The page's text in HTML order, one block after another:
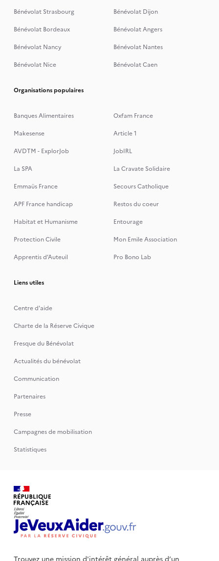
Bénévolat Strasbourg
Bénévolat Dijon
Bénévolat Bordeaux
Bénévolat Angers
Bénévolat Nancy
Bénévolat Nantes
Bénévolat Nice
Bénévolat Caen
Organisations populaires
Banques Alimentaires
Oxfam France
Makesense
Article 1
AVDTM - ExplorJob
JobIRL
La SPA
La Cravate Solidaire
Emmaüs France
Secours Catholique
APF France handicap
Restos du coeur
Habitat et Humanisme
Entourage
Protection Civile
Mon Emile Association
Apprentis d’Auteuil
Pro Bono Lab
Liens utiles
Centre d'aide
Charte de la Réserve Civique
Fresque du Bénévolat
Actualités du bénévolat
Communication
Partenaires
Presse
Campagnes de mobilisation
Statistiques